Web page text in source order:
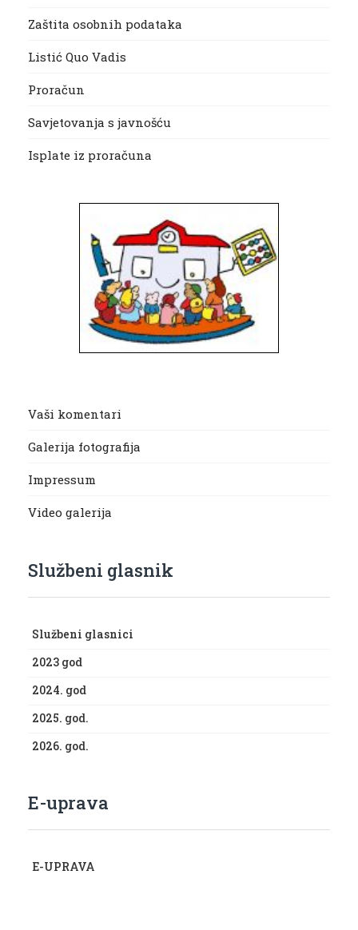
Zaštita osobnih podataka
Listić Quo Vadis
Proračun
Savjetovanja s javnošću
Isplate iz proračuna
Vaši komentari
Galerija fotografija
Impressum
Video galerija
Službeni glasnik
Službeni glasnici
2023 god
2024. god
2025. god.
2026. god.
E-uprava
E-UPRAVA